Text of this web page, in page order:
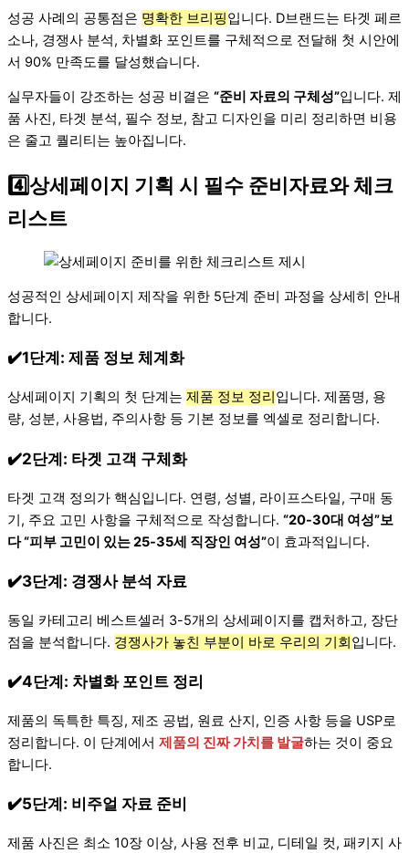
성공 사례의 공통점은 명확한 브리핑입니다. D브랜드는 타겟 페르
소나, 경쟁사 분석, 차별화 포인트를 구체적으로 전달해 첫 시안에
서 90% 만족도를 달성했습니다.
실무자들이 강조하는 성공 비결은 “준비 자료의 구체성”입니다. 제
품 사진, 타겟 분석, 필수 정보, 참고 디자인을 미리 정리하면 비용
은 줄고 퀄리티는 높아집니다.
4️⃣상세페이지 기획 시 필수 준비자료와 체크
리스트
성공적인 상세페이지 제작을 위한 5단계 준비 과정을 상세히 안내
합니다.
✔️1단계: 제품 정보 체계화
상세페이지 기획의 첫 단계는 제품 정보 정리 입니다. 제품명, 용
량, 성분, 사용법, 주의사항 등 기본 정보를 엑셀로 정리합니다.
✔️2단계: 타겟 고객 구체화
타겟 고객 정의가 핵심입니다. 연령, 성별, 라이프스타일, 구매 동
기, 주요 고민 사항을 구체적으로 작성합니다. “20-30대 여성”보
다 “피부 고민이 있는 25-35세 직장인 여성”이 효과적입니다.
✔️3단계: 경쟁사 분석 자료
동일 카테고리 베스트셀러 3-5개의 상세페이지를 캡처하고, 장단
점을 분석합니다. 경쟁사가 놓친 부분이 바로 우리의 기회입니다.
✔️4단계: 차별화 포인트 정리
제품의 독특한 특징, 제조 공법, 원료 산지, 인증 사항 등을 USP로
정리합니다. 이 단계에서 제품의 진짜 가치를 발굴하는 것이 중요
합니다.
✔️5단계: 비주얼 자료 준비
제품 사진은 최소 10장 이상, 사용 전후 비교, 디테일 컷, 패키지 사